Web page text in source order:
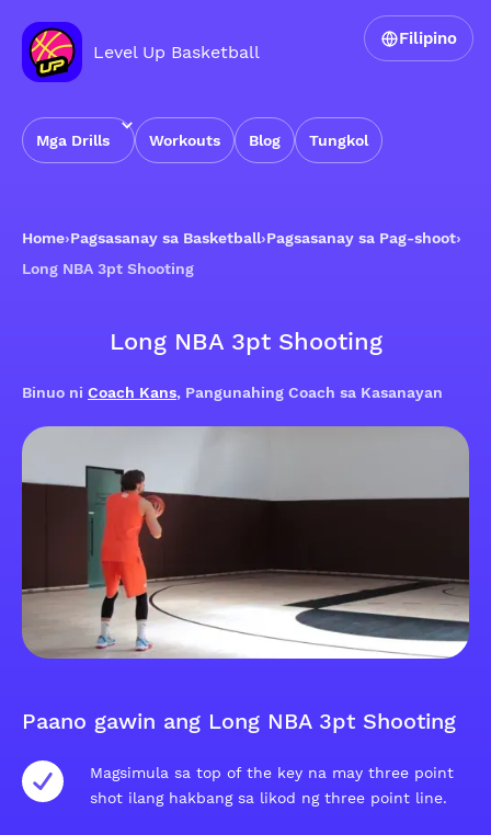
Level Up Basketball
Mga Drills Workouts Blog Tungkol
Filipino
Home›Pagsasanay sa Basketball›Pagsasanay sa Pag-shoot›
Long NBA 3pt Shooting
Long NBA 3pt Shooting
Binuo ni Coach Kans, Pangunahing Coach sa Kasanayan
Paano gawin ang Long NBA 3pt Shooting
Magsimula sa top of the key na may three point
shot ilang hakbang sa likod ng three point line.